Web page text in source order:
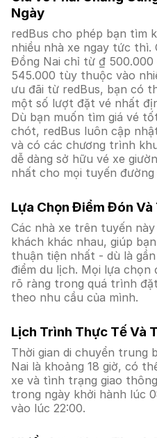
Ngày
redBus cho phép bạn tìm
nhiều nhà xe ngay tức thì.
Đồng Nai chỉ từ ₫
545.000 tùy thuộc vào
ưu đãi từ redBus, bạn có
một số lượt đặt vé nhất
Dù bạn muốn tìm giá vé
chót, redBus luôn cập
và có các chương trình
dễ dàng sở hữu vé xe
nhất cho mọi tuyến đường
Lựa Chọn Điểm Đón
Các nhà xe trên tuyến
khách khác nhau, giúp
thuận tiện nhất - dù là
điểm du lịch. Mọi lựa
rõ ràng trong quá trình
theo nhu cầu của mình.
Lịch Trình Thực Tế Và
Thời gian di chuyển trung
Nai là khoảng 18 giờ, có
xe và tình trạng giao
trong ngày khởi hành lúc
vào lúc 22:00.